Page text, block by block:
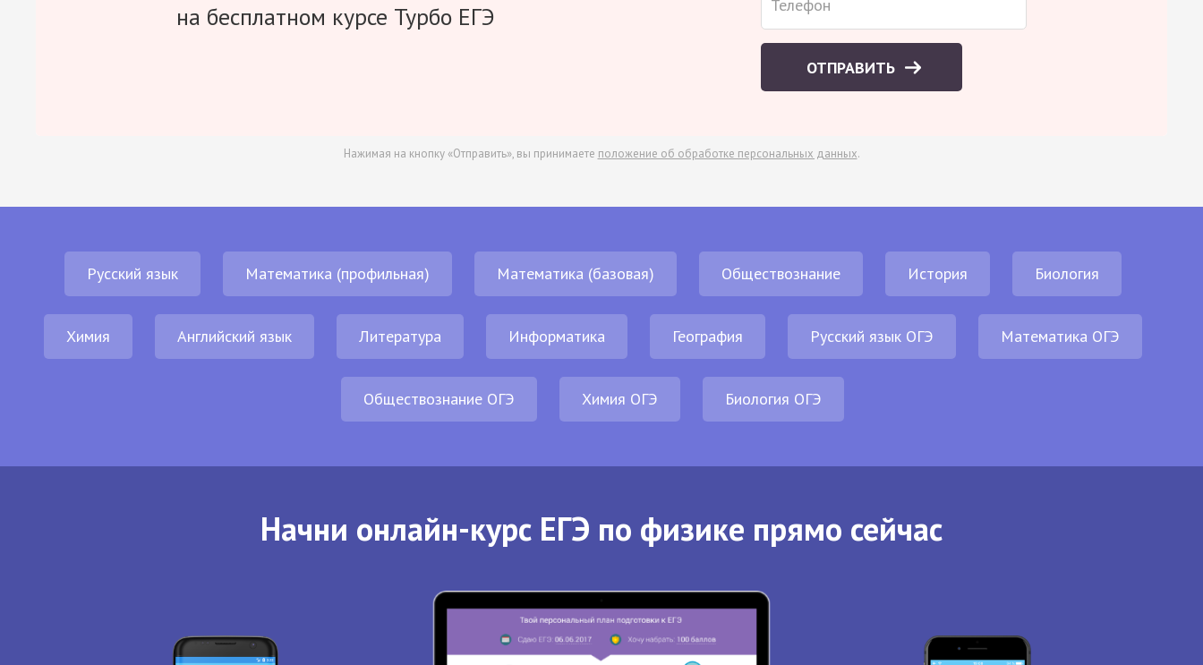
на бесплатном курсе Турбо ЕГЭ
ОТПРАВИТЬ
Нажимая на кнопку «Отправить», вы принимаете положение об обработке персональных данных.
Русский язык Математика (профильная) Математика (базовая) Обществознание История Биология
Химия Английский язык Литература Информатика География Русский язык ОГЭ Математика ОГЭ
Обществознание ОГЭ Химия ОГЭ Биология ОГЭ
Начни онлайн-курс ЕГЭ по физике прямо сейчас